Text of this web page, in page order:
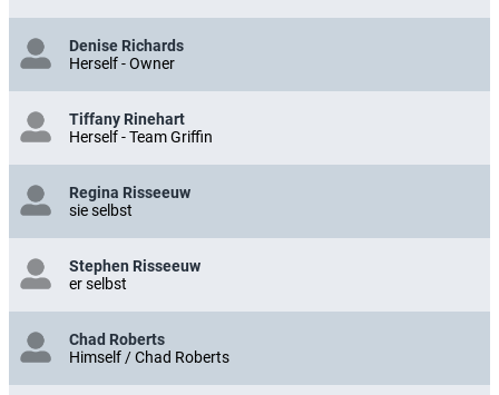
Denise Richards
Herself - Owner
Tiffany Rinehart
Herself - Team Griffin
Regina Risseeuw
sie selbst
Stephen Risseeuw
er selbst
Chad Roberts
Himself / Chad Roberts